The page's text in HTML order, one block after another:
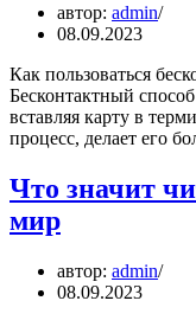
автор: admin
08.09.2023
Как пользоваться
Бесконтактный
вставляя карту в
процесс, делает его
Что значит
мир
автор: admin
08.09.2023